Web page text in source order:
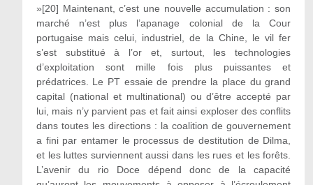
»[20] Maintenant, c’est une nouvelle accumulation : son
marché n’est plus l’apanage colonial de la Cour
portugaise mais celui, industriel, de la Chine, le vil fer
s’est substitué à l’or et, surtout, les technologies
d’exploitation sont mille fois plus puissantes et
prédatrices. Le PT essaie de prendre la place du grand
capital (national et multinational) ou d’être accepté par
lui, mais n’y parvient pas et fait ainsi exploser des conflits
dans toutes les directions : la coalition de gouvernement
a fini par entamer le processus de destitution de Dilma,
et les luttes surviennent aussi dans les rues et les forêts.
L’avenir du rio Doce dépend donc de la capacité